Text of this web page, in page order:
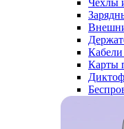
Чехлы
Карты